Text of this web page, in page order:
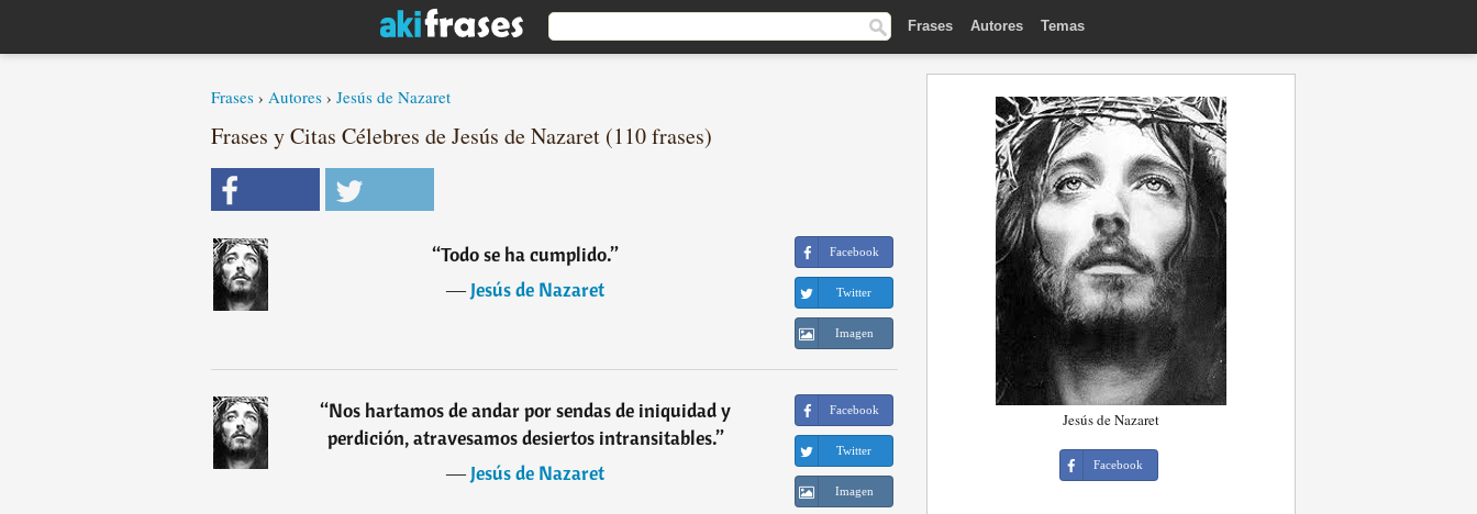
Frases Autores Temas
Frases › Autores › Jesús de Nazaret
Frases y Citas Célebres de Jesús de Nazaret (110 frases)
“Todo se ha cumplido.”
―Jesús de Nazaret
Facebook
Twitter
Imagen
“Nos hartamos de andar por sendas de iniquidad y
perdición, atravesamos desiertos intransitables.”
―Jesús de Nazaret
Facebook
Twitter
Imagen
Jesús de Nazaret
Facebook